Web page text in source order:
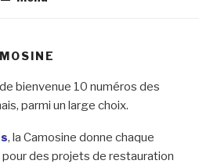
bienvenue 10 numéros des
parmi un large choix.
, la Camosine donne chaque
des projets de restauration